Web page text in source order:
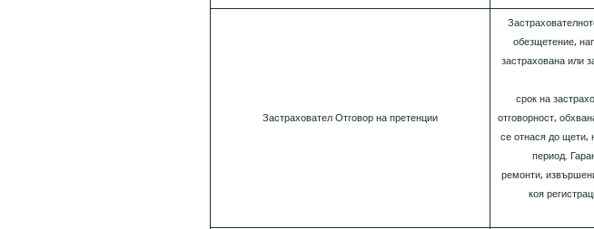
Застраховател Отговор на претенции
обезщетение,
застрахована или
срок на
отговорност,
се отнася до щети,
период.
ремонти,
коя